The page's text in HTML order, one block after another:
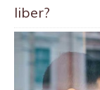
liber?